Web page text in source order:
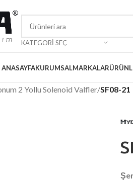
KATEGORI SEÇ
ANASAYFAKURUMSALMARKALAR
2 Yollu Solenoid Valfler/SF08-21